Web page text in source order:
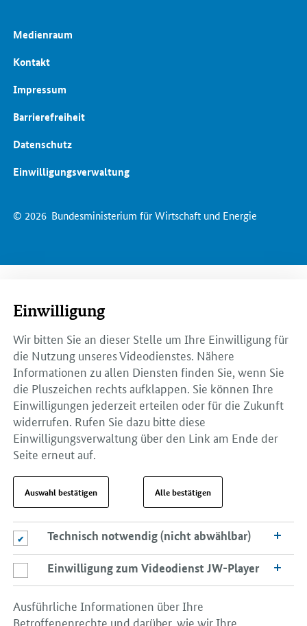
© 2026 Bundesministerium für Wirtschaft und Energie
Medienraum
Kontakt
Impressum
Barrierefreiheit
Datenschutz
Einwilligungsverwaltung
Einwilligung
Wir bitten Sie an dieser Stelle um Ihre Einwilligung für
die Nutzung unseres Videodienstes. Nähere
Informationen zu allen Diensten finden Sie, wenn Sie
die Pluszeichen rechts aufklappen. Sie können Ihre
Einwilligungen jederzeit erteilen oder für die Zukunft
widerrufen. Rufen Sie dazu bitte diese
Einwilligungsverwaltung über den Link am Ende der
Seite erneut auf.
Auswahl bestätigen Alle bestätigen
Technisch notwendig (nicht abwählbar)
Technisch notwendig (nicht abwählbar)
Einwilligung zum Videodienst JW-Player
Einwilligung zum Videodienst JW-Player
Ausführliche Informationen über Ihre
Betroffenenrechte und darüber, wie wir Ihre